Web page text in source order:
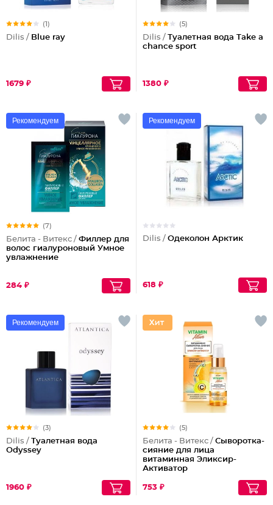
(1)
Dilis / Blue ray
1679 ₽
(5)
Dilis / Туалетная вода Take a
chance sport
1380 ₽
Рекомендуем
(7)
Белита - Витекс / Филлер для
волос гиалуроновый Умное
увлажнение
284 ₽
Рекомендуем
Dilis / Одеколон Арктик
618 ₽
Рекомендуем
(3)
Dilis / Туалетная вода
Odyssey
1960 ₽
(5)
Белита - Витекс / Сыворотка-
сияние для лица
витаминная Эликсир-
Активатор
753 ₽